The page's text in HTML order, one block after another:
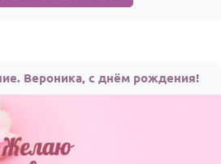
Вероника, с днём рождения!